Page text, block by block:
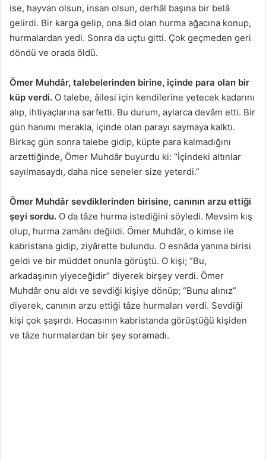
ise, hayvan olsun, insan olsun, derhâl başına bir belâ
gelirdi. Bir karga gelip, ona âid olan hurma ağacına konup,
hurmalardan yedi. Sonra da uçtu gitti. Çok geçmeden geri
döndü ve orada öldü.
Ömer Muhdâr, talebelerinden birine, içinde para olan bir
küp verdi. O talebe, âilesi için kendilerine yetecek kadarını
alıp, ihtiyaçlarına sarfetti. Bu durum, aylarca devâm etti. Bir
gün hanımı merakla, içinde olan parayı saymaya kalktı.
Birkaç gün sonra talebe gidip, küpte para kalmadığını
arzettiğinde, Ömer Muhdâr buyurdu ki: “İçindeki altınlar
sayılmasaydı, daha nice seneler size yeterdi.”
Ömer Muhdâr sevdiklerinden birisine, canının arzu ettiği
şeyi sordu. O da tâze hurma istediğini söyledi. Mevsim kış
olup, hurma zamânı değildi. Ömer Muhdâr, o kimse ile
kabristana gidip, ziyârette bulundu. O esnâda yanına birisi
geldi ve bir müddet onunla görüştü. O kişi; “Bu,
arkadaşının yiyeceğidir” diyerek birşey verdi. Ömer
Muhdâr onu aldı ve sevdiği kişiye dönüp; “Bunu alınız”
diyerek, canının arzu ettiği tâze hurmaları verdi. Sevdiği
kişi çok şaşırdı. Hocasının kabristanda görüştüğü kişiden
ve tâze hurmalardan bir şey soramadı.